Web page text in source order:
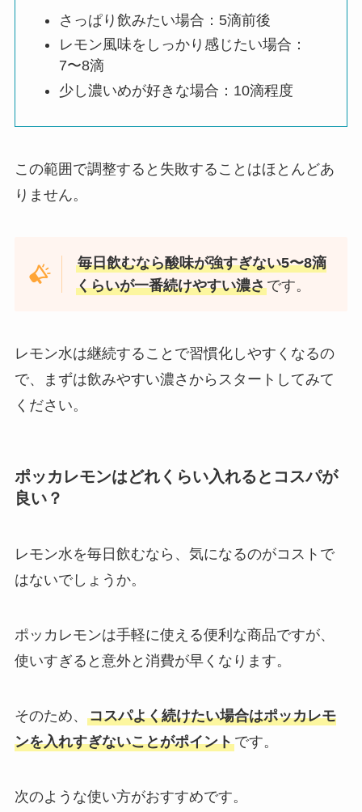
さっぱり飲みたい場合：5滴前後
レモン風味をしっかり感じたい場合：
7〜8滴
少し濃いめが好きな場合：10滴程度
この範囲で調整すると失敗することはほとんどあ
りません。
毎日飲むなら酸味が強すぎない5〜8滴
くらいが一番続けやすい濃さです。
レモン水は継続することで習慣化しやすくなるの
で、まずは飲みやすい濃さからスタートしてみて
ください。
ポッカレモンはどれくらい入れるとコスパが
良い？
レモン水を毎日飲むなら、気になるのがコストで
はないでしょうか。
ポッカレモンは手軽に使える便利な商品ですが、
使いすぎると意外と消費が早くなります。
そのため、 コスパよく続けたい場合はポッカレモ
ンを入れすぎないことがポイントです。
次のような使い方がおすすめです。